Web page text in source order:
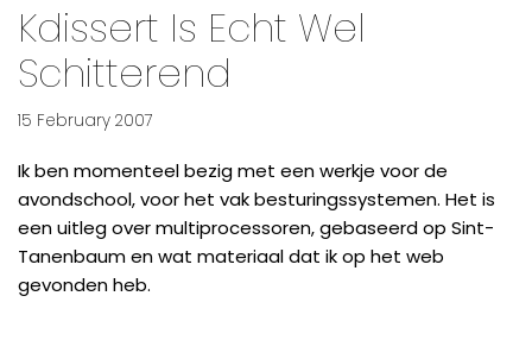
Kdissert Is Echt Wel
Schitterend
15 February 2007
Ik ben momenteel bezig met een werkje voor de
avondschool, voor het vak besturingssystemen. Het is
een uitleg over multiprocessoren, gebaseerd op Sint-
Tanenbaum en wat materiaal dat ik op het web
gevonden heb.